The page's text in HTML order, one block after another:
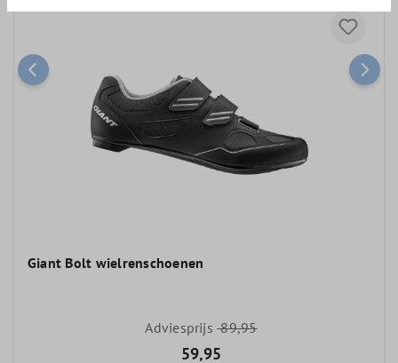
Giant Bolt wielrenschoenen
Adviesprijs89,95
59,95